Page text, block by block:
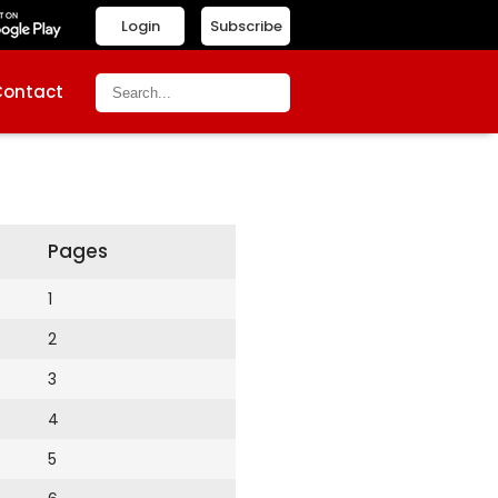
Subscribe
Login
Pages
1
2
3
4
5